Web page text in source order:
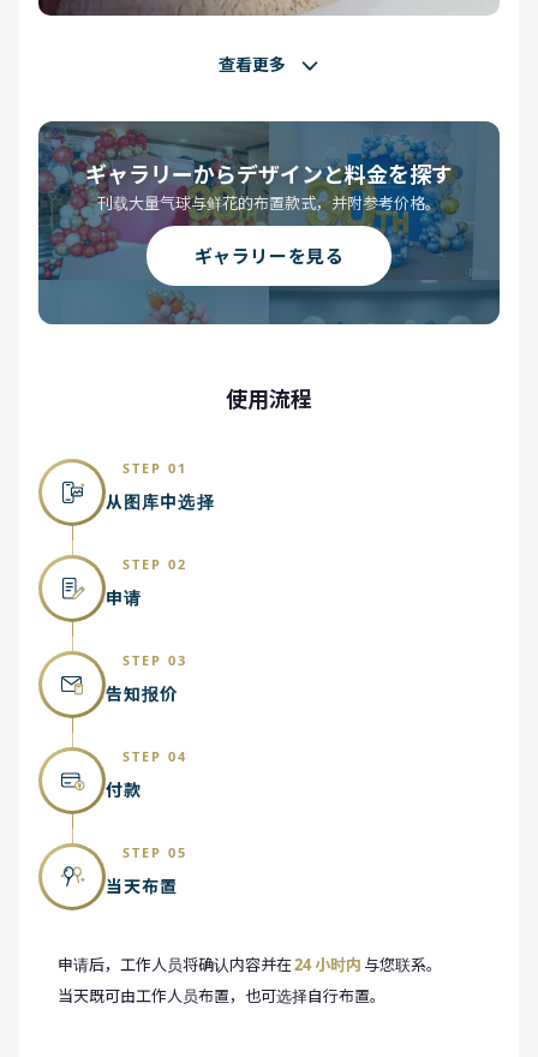
查看更多
ギャラリーからデザインと料金を探す
刊载大量气球与鲜花的布置款式，并附参考价格。
ギャラリーを見る
使用流程
STEP 01
从图库中选择
STEP 02
申请
STEP 03
告知报价
STEP 04
付款
STEP 05
当天布置
申请后，工作人员将确认内容并在24 小时内 与您联系。
当天既可由工作人员布置，也可选择自行布置。